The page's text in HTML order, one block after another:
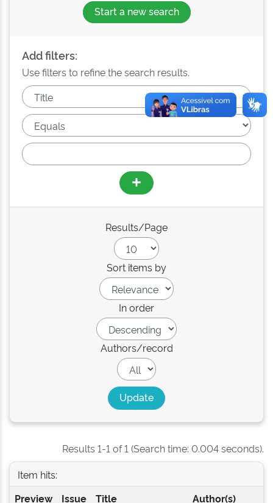
Start a new search
Add filters:
Use filters to refine the search results.
Results/Page
Sort items by
In order
Authors/record
Results 1-1 of 1 (Search time: 0.004 seconds).
Item hits:
Preview
Issue
Title Author(s)